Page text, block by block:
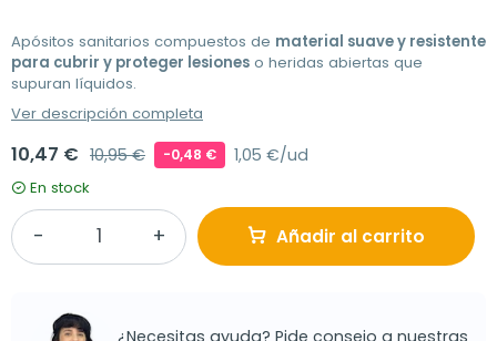
Apósitos sanitarios compuestos de material suave y resistente
para cubrir y proteger lesiones o heridas abiertas que
supuran líquidos.
Ver descripción completa
10,47 € 10,95 € -0,48 € 1,05 €/ud
En stock
Añadir al carrito
¿Necesitas ayuda? Pide consejo a nuestras